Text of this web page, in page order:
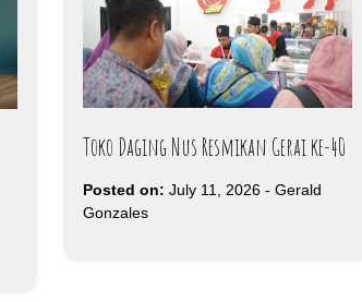
Toko Daging Nus Resmikan Gerai ke-40
Posted on: July 11, 2026- Gerald
Gonzales